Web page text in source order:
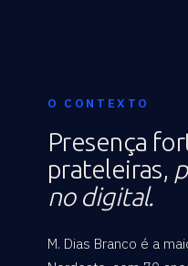
O CONTEXTO
Presença
prateleiras,
no digital.
M. Dias Branco é a